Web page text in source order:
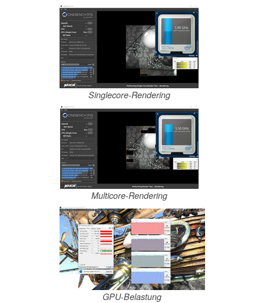
Singlecore-Rendering
Multicore-Rendering
GPU-Belastung